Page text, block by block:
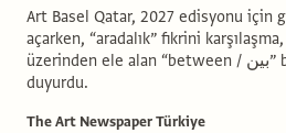
Art Basel Qatar, 2027 edisyonu için
açarken, “aradalık” fikrini
üzerinden ele alan “between / بين” başlıklı temayı da
duyurdu.
The Art Newspaper Türkiye